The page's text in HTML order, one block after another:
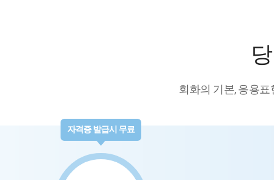
회화의 기본, 응용
자격증 발급시 무료